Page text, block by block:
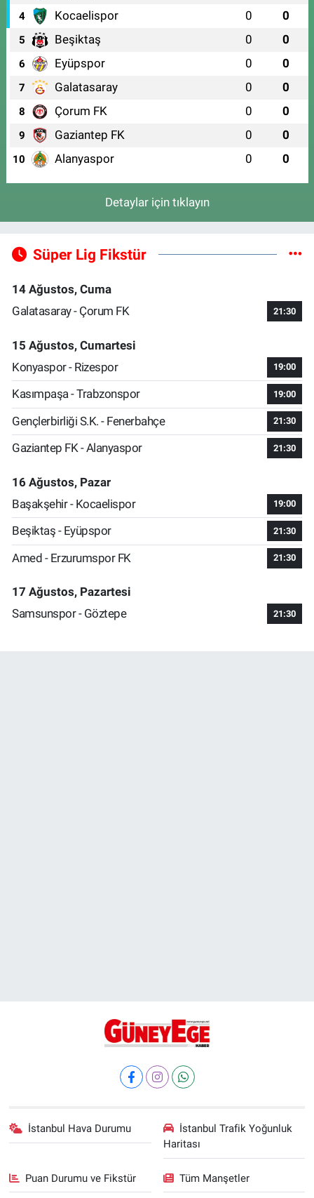
4 Kocaelispor 0 0
5 Beşiktaş 0 0
6 Eyüpspor 0 0
7 Galatasaray 0 0
8 Çorum FK 0 0
9 Gaziantep FK 0 0
10 Alanyaspor 0 0
Detaylar için tıklayın
Süper Lig Fikstür
14 Ağustos, Cuma
Galatasaray - Çorum FK
21:30
15 Ağustos, Cumartesi
Konyaspor - Rizespor
19:00
Kasımpaşa - Trabzonspor 19:00
Gençlerbirliği S.K. - Fenerbahçe 21:30
Gaziantep FK - Alanyaspor 21:30
16 Ağustos, Pazar
Başakşehir - Kocaelispor
19:00
Beşiktaş - Eyüpspor 21:30
Amed - Erzurumspor FK 21:30
17 Ağustos, Pazartesi
Samsunspor - Göztepe
21:30
İstanbul Hava Durumu
İstanbul Trafik Yoğunluk
Haritası
Puan Durumu ve Fikstür Tüm Manşetler